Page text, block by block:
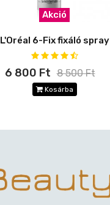
Akció
L'Oréal 6-Fix fixáló spray
6 800 Ft 8 500 Ft
Kosárba